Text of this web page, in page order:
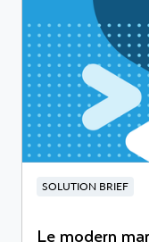
SOLUTION BRIEF
Le modern